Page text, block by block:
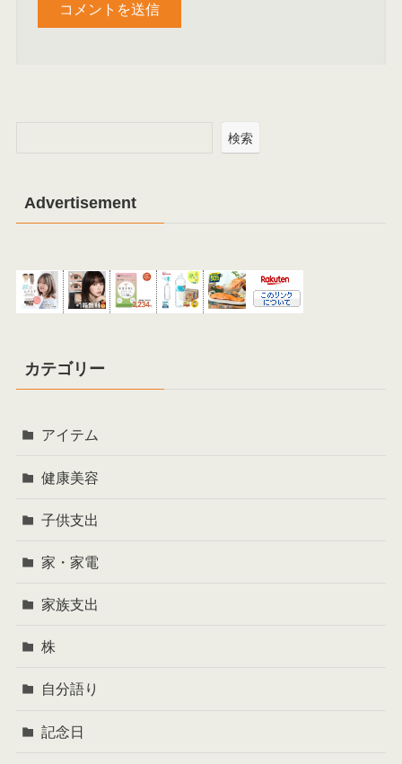
検索
Advertisement
カテゴリー
アイテム
健康美容
子供支出
家・家電
家族支出
株
自分語り
記念日